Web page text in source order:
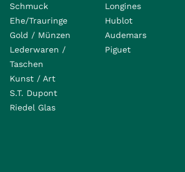
Schmuck
Ehe/Trauringe
Gold / Münzen
Lederwaren /
Taschen
Kunst / Art
S.T. Dupont
Riedel Glas
Longines
Hublot
Audemars
Piguet